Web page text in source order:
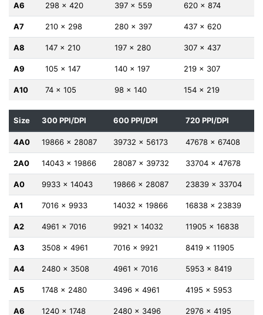
A6 298 x 420 397 x 559 620 x 874
A7 210 x 298 280 x 397 437 x 620
A8 147 x 210 197 x 280 307 x 437
A9 105 x 147 140 x 197 219 x 307
A10 74 x 105 98 x 140 154 x 219
Size 300 PPI/DPI 600 PPI/DPI 720 PPI/DPI
4A0 19866 x 28087 39732 x 56173 47678 x 67408
2A0 14043 x 19866 28087 x 39732 33704 x 47678
A0 9933 x 14043 19866 x 28087 23839 x 33704
A1 7016 x 9933 14032 x 19866 16838 x 23839
A2 4961 x 7016 9921 x 14032 11905 x 16838
A3 3508 x 4961 7016 x 9921 8419 x 11905
A4 2480 x 3508 4961 x 7016 5953 x 8419
A5 1748 x 2480 3496 x 4961 4195 x 5953
A6 1240 x 1748 2480 x 3496 2976 x 4195